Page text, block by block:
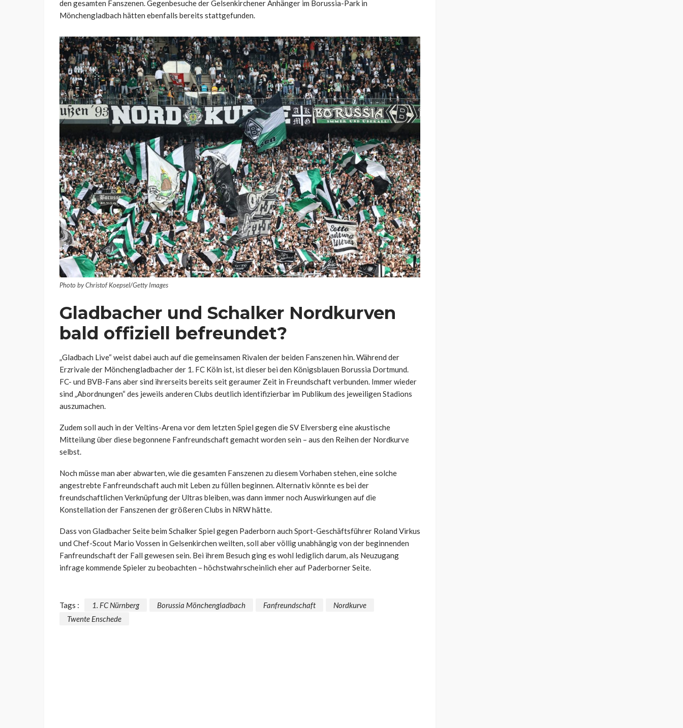
den gesamten Fanszenen. Gegenbesuche der Gelsenkirchener Anhänger im Borussia-Park in
Mönchengladbach hätten ebenfalls bereits stattgefunden.
Photo by Christof Koepsel/Getty Images
Gladbacher und Schalker Nordkurven
bald offiziell befreundet?
„Gladbach Live“ weist dabei auch auf die gemeinsamen Rivalen der beiden Fanszenen hin. Während der
Erzrivale der Mönchengladbacher der 1. FC Köln ist, ist dieser bei den Königsblauen Borussia Dortmund.
FC- und BVB-Fans aber sind ihrerseits bereits seit geraumer Zeit in Freundschaft verbunden. Immer wieder
sind „Abordnungen“ des jeweils anderen Clubs deutlich identifizierbar im Publikum des jeweiligen Stadions
auszumachen.
Zudem soll auch in der Veltins-Arena vor dem letzten Spiel gegen die SV Elversberg eine akustische
Mitteilung über diese begonnene Fanfreundschaft gemacht worden sein – aus den Reihen der Nordkurve
selbst.
Noch müsse man aber abwarten, wie die gesamten Fanszenen zu diesem Vorhaben stehen, eine solche
angestrebte Fanfreundschaft auch mit Leben zu füllen beginnen. Alternativ könnte es bei der
freundschaftlichen Verknüpfung der Ultras bleiben, was dann immer noch Auswirkungen auf die
Konstellation der Fanszenen der größeren Clubs in NRW hätte.
Dass von Gladbacher Seite beim Schalker Spiel gegen Paderborn auch Sport-Geschäftsführer Roland Virkus
und Chef-Scout Mario Vossen in Gelsenkirchen weilten, soll aber völlig unabhängig von der beginnenden
Fanfreundschaft der Fall gewesen sein. Bei ihrem Besuch ging es wohl lediglich darum, als Neuzugang
infrage kommende Spieler zu beobachten – höchstwahrscheinlich eher auf Paderborner Seite.
Tags : 1. FC Nürnberg Borussia Mönchengladbach Fanfreundschaft
Nordkurve
Twente Enschede